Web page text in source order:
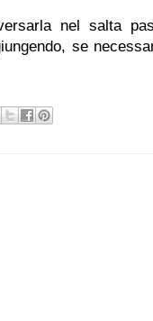
nel salta
se